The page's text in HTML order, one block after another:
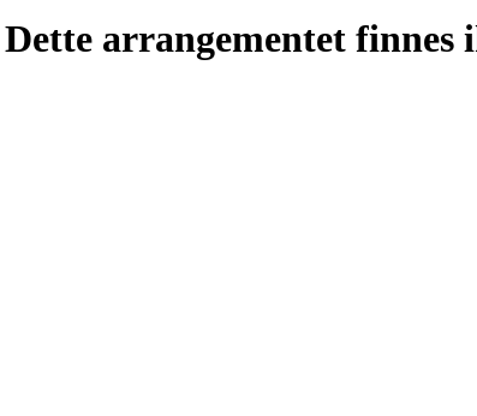
Dette arrangementet finnes